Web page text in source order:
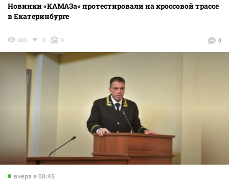
Новинки «КАМАЗа» протестировали на кроссовой трассе
в Екатеринбурге
0
806 0 6
вчера в 08:45